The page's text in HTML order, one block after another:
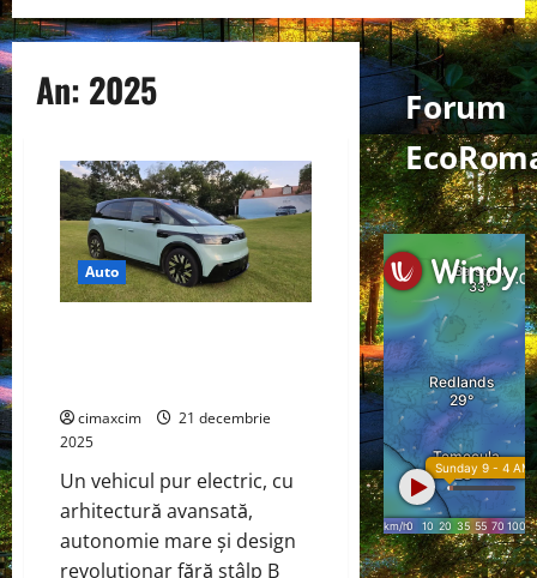
An: 2025
Auto
cimaxcim
21 decembrie
2025
Un vehicul pur electric, cu
arhitectură avansată,
autonomie mare și design
revoluționar fără stâlp B
Forum